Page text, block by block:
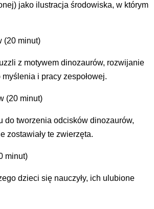
jako ilustracja środowiska, w którym
(20 minut)
z motywem dinozaurów, rozwijanie
i pracy zespołowej.
(20 minut)
do tworzenia odcisków dinozaurów,
zostawiały te zwierzęta.
minut)
dzieci się nauczyły, ich ulubione